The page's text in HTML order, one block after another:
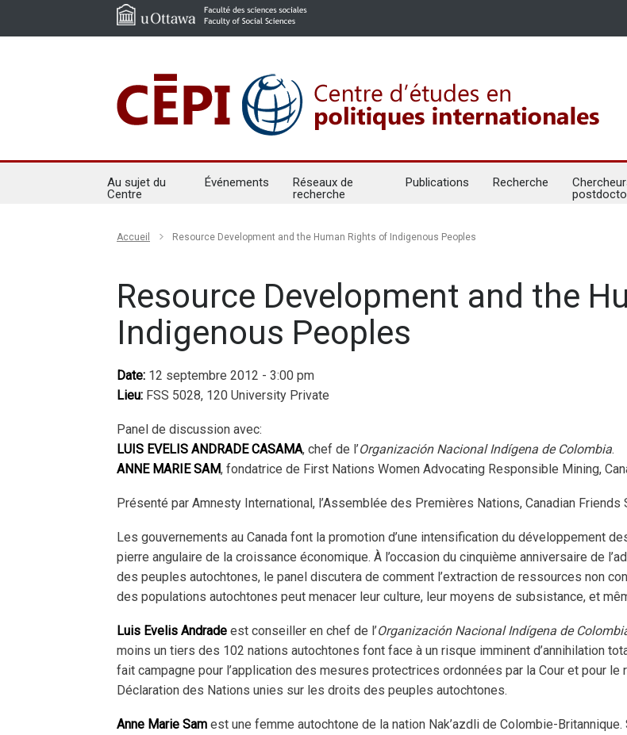
Au sujet du
Centre
Événements
Réseaux de
recherche
Publications Recherche
Accueil Resource Development and the Human Rights of Indigenous Peoples
Resource Development and the
Indigenous Peoples
Date: 12 septembre 2012 - 3:00 pm
Lieu: FSS 5028, 120 University Private
Panel de discussion avec:
LUIS EVELIS ANDRADE CASAMA, chef de l’Organización Nacional Indígena de Colombia.
ANNE MARIE SAM, fondatrice de First Nations Women Advocating Responsible Mining,
Présenté par Amnesty International, l’Assemblée des Premières Nations, Canadian
Les gouvernements au Canada font la promotion d’une intensification du développement
pierre angulaire de la croissance économique. À l’occasion du cinquième anniversaire de
des peuples autochtones, le panel discutera de comment l’extraction de ressources non
des populations autochtones peut menacer leur culture, leur moyens de subsistance, et
Luis Evelis Andrade est conseiller en chef de l’Organización Nacional Indígena de
moins un tiers des 102 nations autochtones font face à un risque imminent d’annihilation
fait campagne pour l’application des mesures protectrices ordonnées par la Cour et pour
Déclaration des Nations unies sur les droits des peuples autochtones.
Anne Marie Sam est une femme autochtone de la nation Nak’azdli de Colombie-